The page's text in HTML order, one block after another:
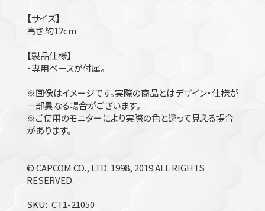
【サイズ】
高さ:約12cm
【製品仕様】
・専用ベースが付属。
※画像はイメージです。実際の商品とはデザイン・仕様が
一部異なる場合がございます。
※ご使用のモニターにより実際の色と違って見える場合
があります。
© CAPCOM CO., LTD. 1998, 2019 ALL RIGHTS
RESERVED.
SKU CT1-21050